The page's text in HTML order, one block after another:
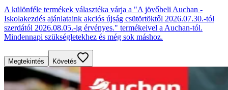
A különféle termékek választéka várja a "A jövőbeli Auchan -
Iskolakezdés ajánlataink akciós újság csütörtöktől 2026.07.30.-tól
szerdától 2026.08.05.-ig érvényes." termékeivel a Auchan-tól.
Mindennapi szükségletekhez és még sok máshoz.
Megtekintés Követés